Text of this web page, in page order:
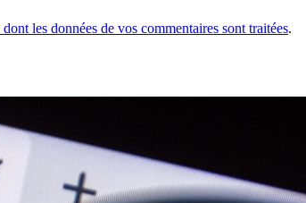
les données de vos commentaires sont traitées.